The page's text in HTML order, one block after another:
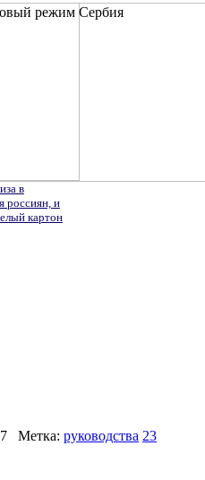
в
россиян, и
картон
Метка: руководства 23